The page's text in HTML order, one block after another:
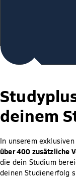
deinem
In unserem
über 400 zusätzliche
die dein Studium
deinen Studienerfolg